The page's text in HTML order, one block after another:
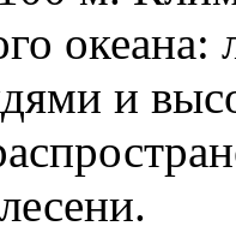
океана:
и